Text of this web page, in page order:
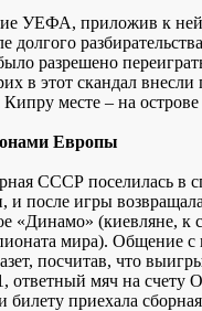
УЕФА, приложив к
долгого
разрешено
в этот скандал
месте – на
Европы
СССР поселилась в
и после игры
«Динамо» (киевляне,
мира). Общение
посчитав, что
мяч на счету
билету приехала